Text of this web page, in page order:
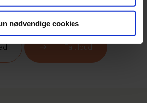
nødvendige cookies
Få tilbud